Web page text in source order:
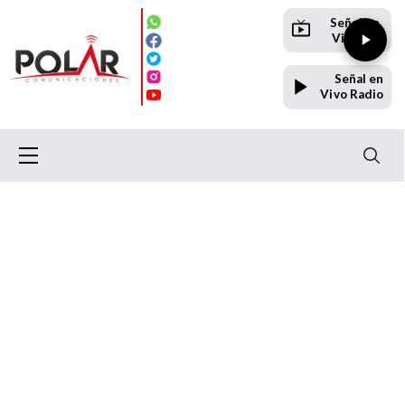
Señal en
Vivo TV
Señal en
Vivo Radio